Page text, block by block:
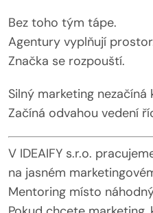
Bez toho tým tápe.
Agentury vyplňují
Značka se rozpouští.
Silný marketing nezačíná
Začíná odvahou vedení
V IDEAIFY s.r.o.
na jasném
Mentoring místo